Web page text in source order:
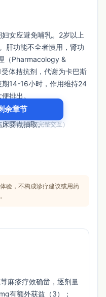
女应避免哺乳。2岁以上
肝功能不全者慎用，肾功
（Pharmacology &
体拮抗剂，代谢为卡巴斯
14-16小时，作用维持24
排出。
要点抽取。
余章节
支持收藏与完整交互）
验，不构成诊疗建议或用药
有额外获益（3）；